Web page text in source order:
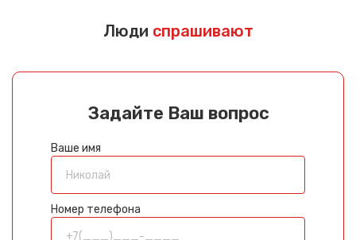
Люди спрашивают
Задайте Ваш вопрос
Ваше имя
Номер телефона